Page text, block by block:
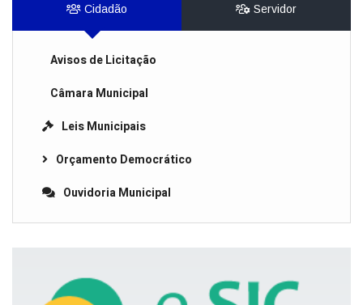
Cidadão Servidor
Avisos de Licitação
Câmara Municipal
Leis Municipais
Orçamento Democrático
Ouvidoria Municipal